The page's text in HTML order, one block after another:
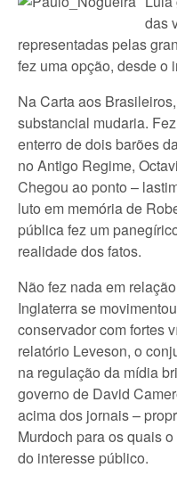
das
representadas pelas
fez uma opção, desde o
Na Carta aos
substancial mudaria.
enterro de dois barões
no Antigo Regime,
Chegou ao ponto –
luto em memória de
pública fez um
realidade dos fatos.
Não fez nada em
Inglaterra se
conservador com fortes
relatório Leveson, o
na regulação da mídia
governo de David
acima dos jornais –
Murdoch para os quais
do interesse público.